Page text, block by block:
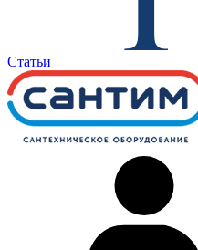
Статьи